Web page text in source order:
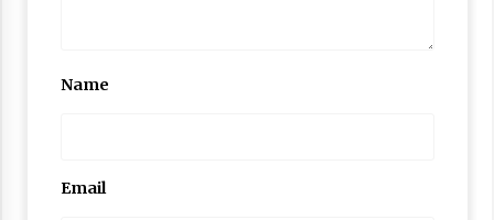
Name
Email